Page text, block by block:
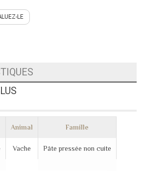
LE
Animal
Vache
Famille
Pâte pressée non cuite